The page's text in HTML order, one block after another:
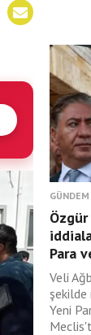
GÜNDEM
Para
Veli
Yeni